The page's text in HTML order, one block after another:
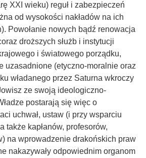
XXI wieku) reguł i zabezpieczeń
od wysokości nakładów na ich
Powołanie nowych bądź renowacja
droższych służb i instytucji
i światowego porządku,
uzasadnione (etyczno-moralnie oraz
władanego przez Saturna wkroczy
ze swoją ideologiczno-
postarają się więc o
uchwał, ustaw (i przy wsparciu
także kapłanów, profesorów,
na wprowadzenie drakońskich praw
nakazywały odpowiednim organom